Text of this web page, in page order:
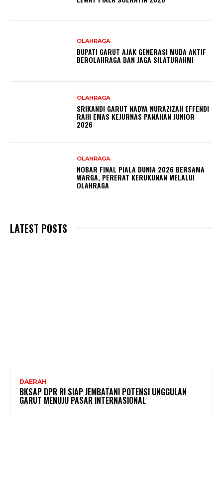
OLAHRAGA
BUPATI GARUT AJAK GENERASI MUDA AKTIF
BEROLAHRAGA DAN JAGA SILATURAHMI
OLAHRAGA
SRIKANDI GARUT NADYA NURAZIZAH EFFENDI
RAIH EMAS KEJURNAS PANAHAN JUNIOR
2026
OLAHRAGA
NOBAR FINAL PIALA DUNIA 2026 BERSAMA
WARGA, PERERAT KERUKUNAN MELALUI
OLAHRAGA
LATEST POSTS
DAERAH
BKSAP DPR RI SIAP JEMBATANI POTENSI UNGGULAN
GARUT MENUJU PASAR INTERNASIONAL